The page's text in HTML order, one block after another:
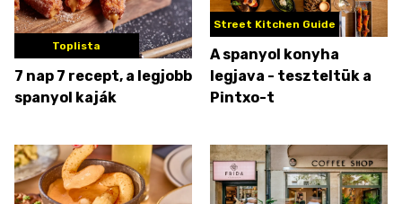
Toplista
7 nap 7 recept, a legjobb
spanyol kaják
Street Kitchen Guide
A spanyol konyha
legjava - teszteltük a
Pintxo-t